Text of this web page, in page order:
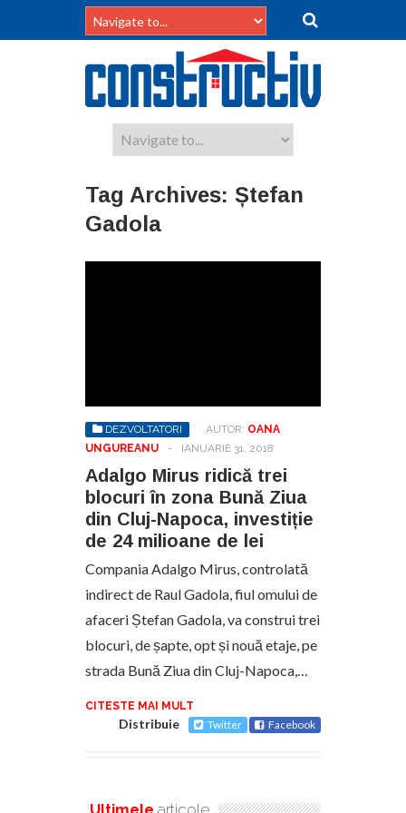
Tag Archives: Ștefan
Gadola
DEZVOLTATORI AUTOR: OANA
UNGUREANU
- IANUARIE 31, 2018
Adalgo Mirus ridică trei
blocuri în zona Bună Ziua
din Cluj-Napoca, investiție
de 24 milioane de lei
Compania Adalgo Mirus, controlată
indirect de Raul Gadola, fiul omului de
afaceri Ștefan Gadola, va construi trei
blocuri, de șapte, opt și nouă etaje, pe
strada Bună Ziua din Cluj-Napoca,…
CITESTE MAI MULT
Distribuie Twitter Facebook
Ultimele articole